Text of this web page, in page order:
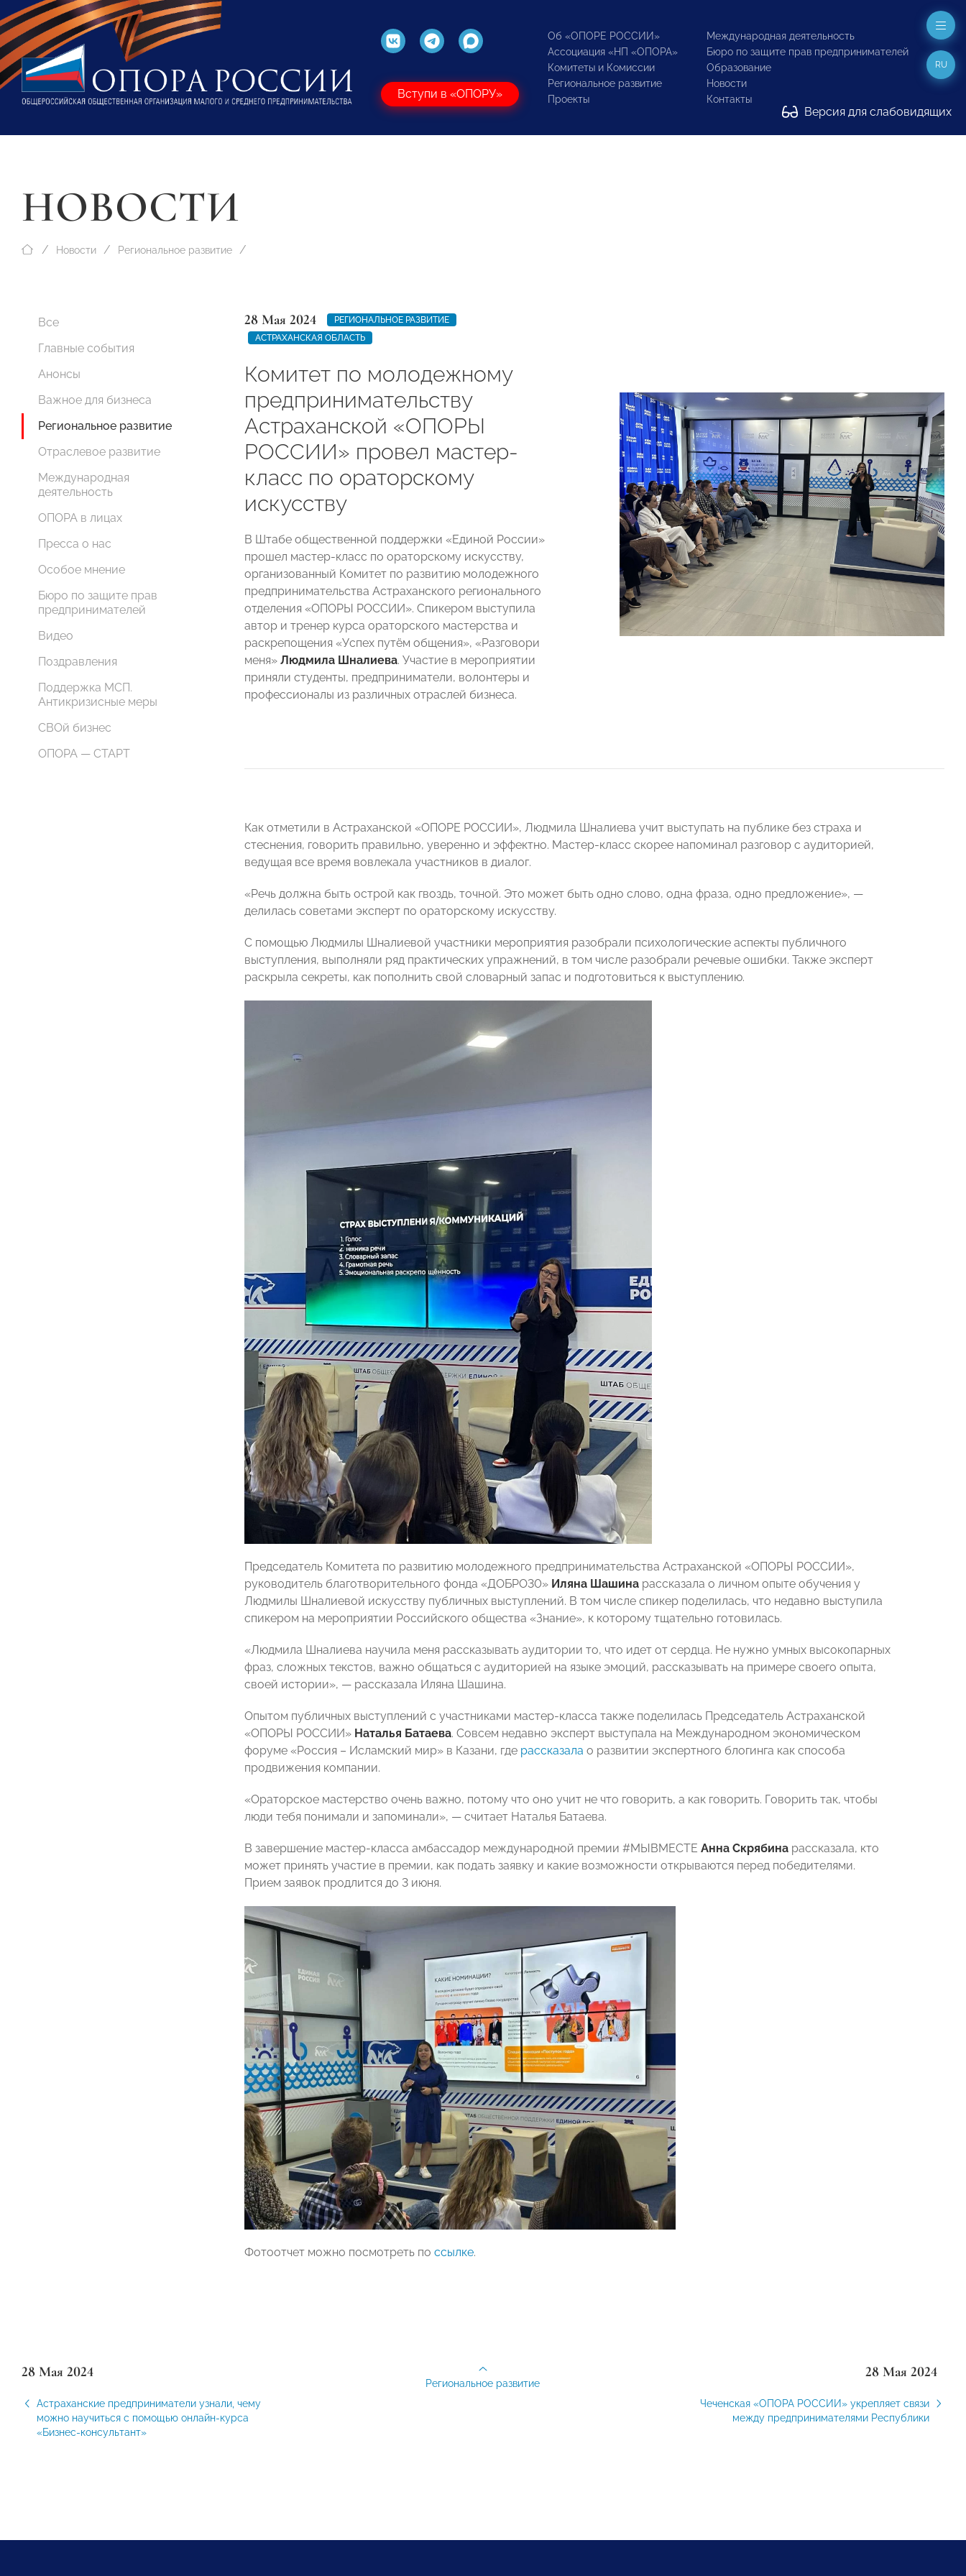
Вступи в «ОПОРУ»
Об «ОПОРЕ РОССИИ»
Ассоциация «НП «ОПОРА»
Комитеты и Комиссии
Региональное развитие
Проекты
Международная деятельность
Бюро по защите прав предпринимателей
Образование
Новости
Контакты
Версия для слабовидящих
RU
НОВОСТИ
Новости Региональное развитие
Все
Главные события
Анонсы
Важное для бизнеса
Региональное развитие
Отраслевое развитие
Международная
деятельность
ОПОРА в лицах
Пресса о нас
Особое мнение
Бюро по защите прав
предпринимателей
Видео
Поздравления
Поддержка МСП.
Антикризисные меры
СВОй бизнес
ОПОРА — СТАРТ
28 Мая 2024
РЕГИОНАЛЬНОЕ РАЗВИТИЕ
АСТРАХАНСКАЯ ОБЛАСТЬ
Комитет по молодежному
предпринимательству
Астраханской «ОПОРЫ
РОССИИ» провел мастер-
класс по ораторскому
искусству
В Штабе общественной поддержки «Единой России»
прошел мастер-класс по ораторскому искусству,
организованный Комитет по развитию молодежного
предпринимательства Астраханского регионального
отделения «ОПОРЫ РОССИИ». Спикером выступила
автор и тренер курса ораторского мастерства и
раскрепощения «Успех путём общения», «Разговори
меня» Людмила Шналиева. Участие в мероприятии
приняли студенты, предприниматели, волонтеры и
профессионалы из различных отраслей бизнеса.
Как отметили в Астраханской «ОПОРЕ РОССИИ», Людмила Шналиева учит выступать на публике без страха и
стеснения, говорить правильно, уверенно и эффектно. Мастер-класс скорее напоминал разговор с аудиторией,
ведущая все время вовлекала участников в диалог.
«Речь должна быть острой как гвоздь, точной. Это может быть одно слово, одна фраза, одно предложение», —
делилась советами эксперт по ораторскому искусству.
С помощью Людмилы Шналиевой участники мероприятия разобрали психологические аспекты публичного
выступления, выполняли ряд практических упражнений, в том числе разобрали речевые ошибки. Также эксперт
раскрыла секреты, как пополнить свой словарный запас и подготовиться к выступлению.
Председатель Комитета по развитию молодежного предпринимательства Астраханской «ОПОРЫ РОССИИ»,
руководитель благотворительного фонда «ДОБРО30» Иляна Шашина рассказала о личном опыте обучения у
Людмилы Шналиевой искусству публичных выступлений. В том числе спикер поделилась, что недавно выступила
спикером на мероприятии Российского общества «Знание», к которому тщательно готовилась.
«Людмила Шналиева научила меня рассказывать аудитории то, что идет от сердца. Не нужно умных высокопарных
фраз, сложных текстов, важно общаться с аудиторией на языке эмоций, рассказывать на примере своего опыта,
своей истории», — рассказала Иляна Шашина.
Опытом публичных выступлений с участниками мастер-класса также поделилась Председатель Астраханской
«ОПОРЫ РОССИИ» Наталья Батаева. Совсем недавно эксперт выступала на Международном экономическом
форуме «Россия – Исламский мир» в Казани, где рассказала о развитии экспертного блогинга как способа
продвижения компании.
«Ораторское мастерство очень важно, потому что оно учит не что говорить, а как говорить. Говорить так, чтобы
люди тебя понимали и запоминали», — считает Наталья Батаева.
В завершение мастер-класса амбассадор международной премии #МЫВМЕСТЕ Анна Скрябина рассказала, кто
может принять участие в премии, как подать заявку и какие возможности открываются перед победителями.
Прием заявок продлится до 3 июня.
Фотоотчет можно посмотреть по ссылке.
28 Мая 2024
Астраханские предприниматели узнали, чему
можно научиться с помощью онлайн-курса
«Бизнес-консультант»
28 Мая 2024
Чеченская «ОПОРА РОССИИ» укрепляет связи
между предпринимателями Республики
Региональное развитие